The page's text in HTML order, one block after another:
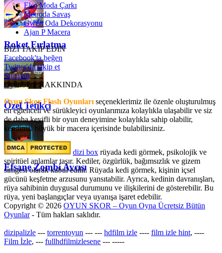
Roket Fırlatma
Özel Tetikçi
Efsane Zombi Avcısı
Elsa Moda Çarkı
Metroda Savaş
Gwen Oda Dekorasyonu
Ajan P Macera
BİZİ TAKİP EDİN
Facebook'ta beğen
Twitter'da takip et
Sitemap
OyunSkor HAKKINDA
Oyun Skor Flash Oyunları seçeneklerimiz ile özenle oluşturulmuş
en eğlenceli ve sürükleyici oyunlarımıza kolaylıkla ulaşabilir ve siz
de daha keyifli bir oyun deneyimine kolaylıkla sahip olabilir,
kendinizi büyük bir macera içerisinde bulabilirsiniz.
dizi box rüyada kedi görmek​, psikolojik ve
spiritüel anlamlar taşır. Kediler, özgürlük, bağımsızlık ve gizem
simgesi olarak kabul edilir. Rüyada kedi görmek, kişinin içsel
gücünü keşfetme arzusunu yansıtabilir. Ayrıca, kedinin davranışları,
rüya sahibinin duygusal durumunu ve ilişkilerini de gösterebilir. Bu
rüya, yeni başlangıçlar veya uyanışa işaret edebilir.
Copyright © 2026 OYUN SKOR – Oyun Oyna Ücretsiz Bütün
Oyunlar- Tüm hakları saklıdır.
dizipalizle --- torrentoyun --- --- hdfilm izle ---- film izle hint, ----
Film İzle, --- fullhdfilmizlesene --- -----